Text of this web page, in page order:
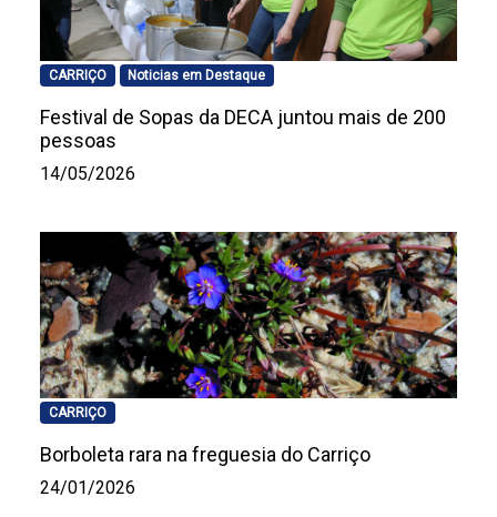
CARRIÇO Noticias em Destaque
Festival de Sopas da DECA juntou mais de 200
pessoas
14/05/2026
CARRIÇO
Borboleta rara na freguesia do Carriço
24/01/2026